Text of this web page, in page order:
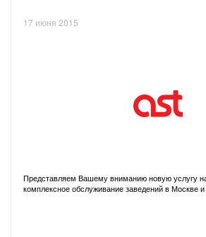
17 июня 2015
Представляем Вашему вниманию новую услугу
комплексное обслуживание заведений в Москве